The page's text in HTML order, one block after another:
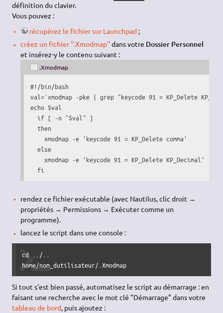
définition du clavier.
Vous pouvez :
récupérez le fichier sur Launchpad;
créez un fichier ''.Xmodmap''dans votre Dossier Personnel
et insérez-y le contenu suivant :
.Xmodmap
#!/bin/bash
val=`xmodmap -pke | grep "keycode 91 = KP_Delete
echo $val
if [ -n "$val " ]
then
xmodmap -e
'keycode 91 = KP_Delete comma'
else
xmodmap -e
'keycode 91 = KP_Delete KP_Decimal'
fi
rendez ce fichier exécutable (avec Nautilus, clic droit →
propriétés → Permissions → Exécuter comme un
programme).
lancez le script dans une console :
cd /
home/nom_dutilisateur/ .Xmodmap
Si tout s'est bien passé, automatisez le script au démarrage : en
faisant une recherche avec le mot clé "Démarrage" dans votre
tableau de bord, puis ajoutez :